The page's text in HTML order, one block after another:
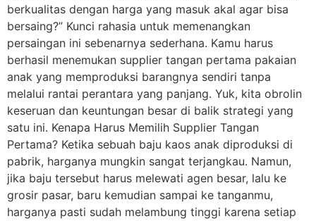
berkualitas dengan harga yang masuk akal agar bisa
bersaing?” Kunci rahasia untuk memenangkan
persaingan ini sebenarnya sederhana. Kamu harus
berhasil menemukan supplier tangan pertama pakaian
anak yang memproduksi barangnya sendiri tanpa
melalui rantai perantara yang panjang. Yuk, kita obrolin
keseruan dan keuntungan besar di balik strategi yang
satu ini. Kenapa Harus Memilih Supplier Tangan
Pertama? Ketika sebuah baju kaos anak diproduksi di
pabrik, harganya mungkin sangat terjangkau. Namun,
jika baju tersebut harus melewati agen besar, lalu ke
grosir pasar, baru kemudian sampai ke tanganmu,
harganya pasti sudah melambung tinggi karena setiap